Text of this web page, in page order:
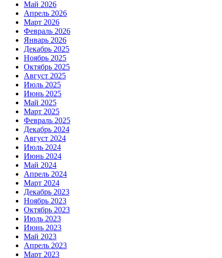
Май 2026
Апрель 2026
Март 2026
Февраль 2026
Январь 2026
Декабрь 2025
Ноябрь 2025
Октябрь 2025
Август 2025
Июль 2025
Июнь 2025
Май 2025
Март 2025
Февраль 2025
Декабрь 2024
Август 2024
Июль 2024
Июнь 2024
Май 2024
Апрель 2024
Март 2024
Декабрь 2023
Ноябрь 2023
Октябрь 2023
Июль 2023
Июнь 2023
Май 2023
Апрель 2023
Март 2023